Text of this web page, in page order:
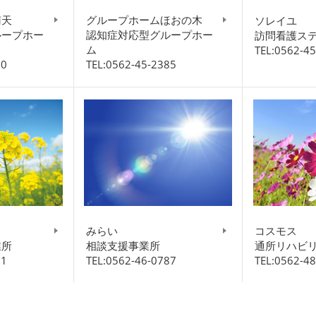
プホー
グループホームほおの木
認知症対応型グループホー
ム
TEL:0562-45-2385
ソレイユ
訪問看護ス
TEL:0562-
みらい
相談支援事業所
TEL:0562-46-0787
コスモス
通所リハビ
TEL:0562-